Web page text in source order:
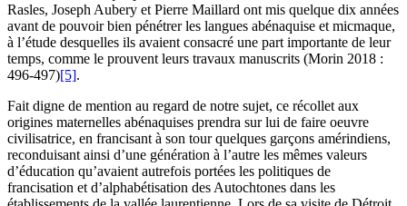
Rasles, Joseph Aubery et Pierre Maillard ont mis quelque dix années
avant de pouvoir bien pénétrer les langues abénaquise et micmaque,
à l’étude desquelles ils avaient consacré une part importante de leur
temps, comme le prouvent leurs travaux manuscrits (Morin 2018 :
496-497)[5].
Fait digne de mention au regard de notre sujet, ce récollet aux
origines maternelles abénaquises prendra sur lui de faire oeuvre
civilisatrice, en francisant à son tour quelques garçons amérindiens,
reconduisant ainsi d’une génération à l’autre les mêmes valeurs
d’éducation qu’avaient autrefois portées les politiques de
francisation et d’alphabétisation des Autochtones dans les